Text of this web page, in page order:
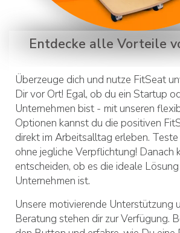
Entdecke alle Vorteile
Überzeuge dich und nutze FitSeat
Dir vor Ort! Egal, ob du ein Startup
Unternehmen bist - mit unseren
Optionen kannst du die positiven
direkt im Arbeitsalltag erleben.
ohne jegliche Verpflichtung! Danach
entscheiden, ob es die ideale
Unternehmen ist.
Unsere motivierende Unterstützung
Beratung stehen dir zur Verfügung.